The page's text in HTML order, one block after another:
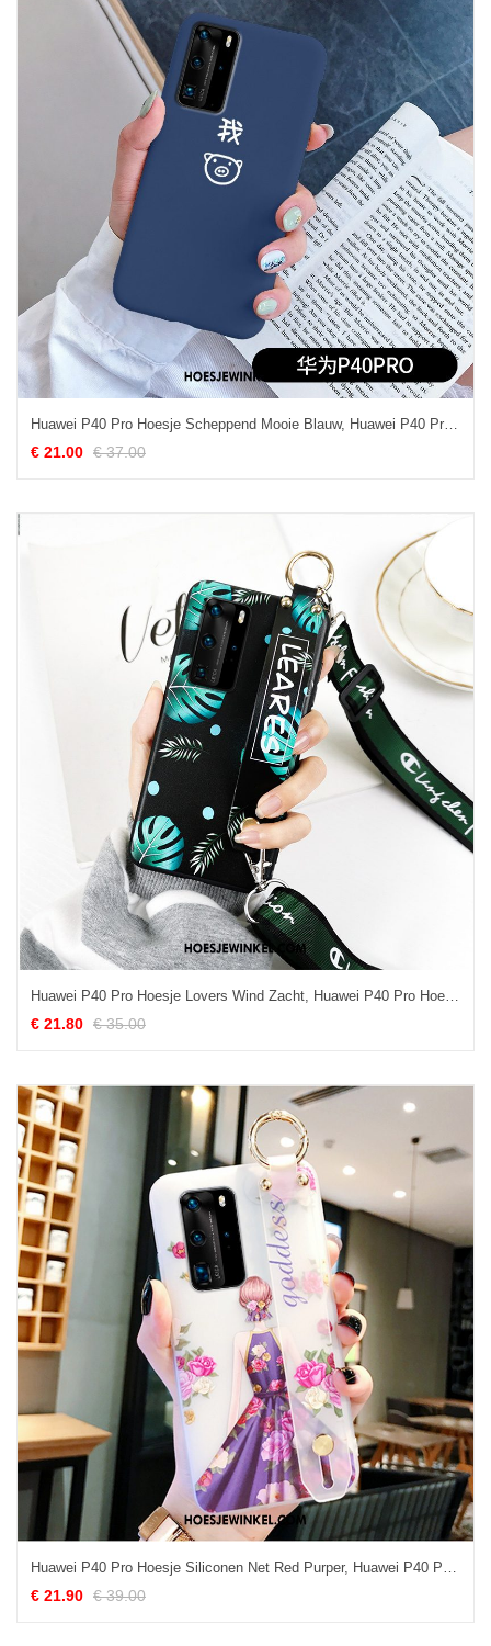
Huawei P40 Pro Hoesje Scheppend Mooie Blauw, Huawei P40 Pro Hoesje Anti-fall Hoes
€ 21.00 € 37.00
Huawei P40 Pro Hoesje Lovers Wind Zacht, Huawei P40 Pro Hoesje All Inclusive Siliconen
€ 21.80 € 35.00
Huawei P40 Pro Hoesje Siliconen Net Red Purper, Huawei P40 Pro Hoesje Bloemen Anti-fall
€ 21.90 € 39.00